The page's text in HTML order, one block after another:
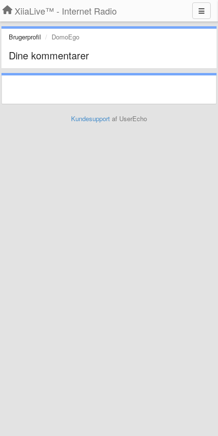
XiiaLive™ - Internet Radio
Brugerprofil DomoEgo
Dine kommentarer
Kundesupport af UserEcho